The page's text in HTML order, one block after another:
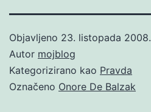
Objavljeno 23. listopada 2008.
Autor mojblog
Kategorizirano kao Pravda
Označeno Onore De Balzak